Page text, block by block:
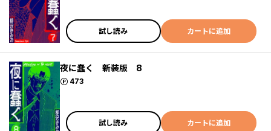
試し読み カートに追加
夜に蠢く 新装版 8
473
ポイント
試し読み カートに追加